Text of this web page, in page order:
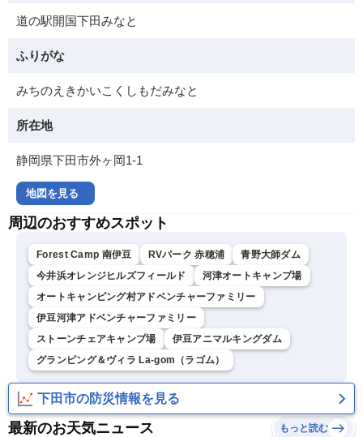
道の駅開国下田みなと
ふりがな
みちのえきかいこくしもだみなと
所在地
静岡県下田市外ヶ岡1-1
地図を見る
周辺のおすすめスポット
Forest Camp 南伊豆 RVパーク 赤穂浦
青野大師ダム
今井浜オレンジヒルズフィールド
河津オートキャンプ場
オートキャンピング村アドベンチャーファミリー
伊豆河津アドベンチャーファミリー
ストーンチェアキャンプ場
伊豆アニマルキングダム
グランピング＆ヴィラ La-gom（ラゴム）
下田市の防災情報を見る
最新のお天気ニュース もっと読む